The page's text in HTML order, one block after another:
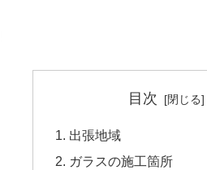
目次
出張地域
ガラスの施工箇所